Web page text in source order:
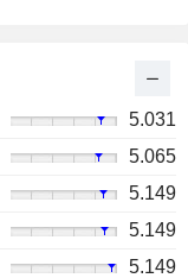
5.031
5.065
5.149
5.149
5.149